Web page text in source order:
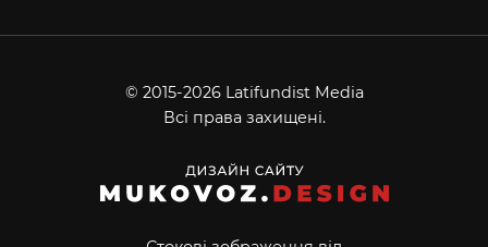
© 2015-2026 Latifundist Media
Всі права захищені.